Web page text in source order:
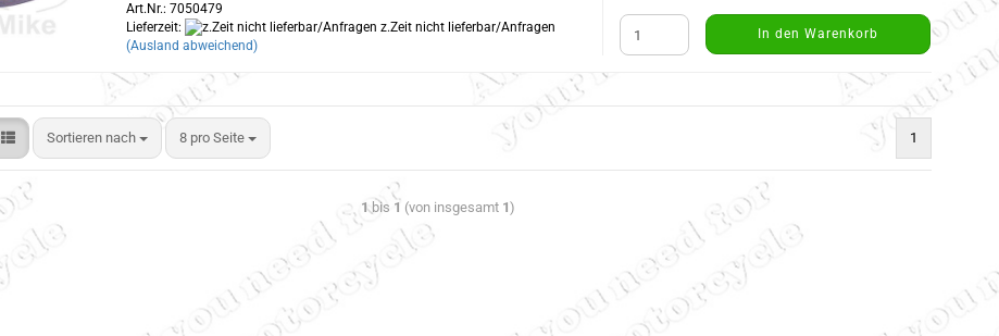
Art.Nr.: 7050479
Lieferzeit:
z.Zeit nicht lieferbar/Anfragen
(Ausland abweichend)
In den Warenkorb
Sortieren nach 8 pro Seite 1
1bis 1 (von insgesamt 1)